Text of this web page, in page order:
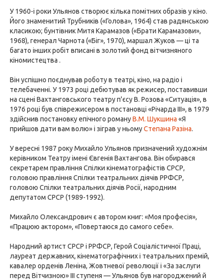
У 1960-і роки Ульянов створює кілька помітних образів у кіно.
Його знаменитий Трубників («Голова», 1964) став радянською
класикою; бунтівник Митя Карамазов («Брати Карамазови»,
1968), генерал Чарнота («Біг», 1970), маршал Жуков — ці та
багато інших робіт вписані в золотий фонд вітчизняного
кіномистецтва .
Він успішно поєднував роботу в театрі, кіно, на радіо і
телебаченні. У 1973 році дебютував як режисер, поставивши
на сцені Вахтанговського театру п'єсу В. Розова «Ситуація», в
1976 році був співрежисером в постановці «Річарда III», в 1979
здійснив постановку епічного романуВ.М. Шукшина «Я
прийшов дати вам волю» і зіграв у ньомуСтепана Разіна.
У вересні 1987 року Михайло Ульянов призначений художнім
керівником Театру імені Євгенія Вахтангова. Він обирався
секретарем правління Спілки кінематографістів СРСР,
головою правління Спілки театральних діячів РРФСР,
головою Спілки театральних діячів Росії, народним
депутатом СРСР (1989-1992).
Михайло Олександрович є автором книг: «Моя професія»,
«Працюю актором», «Повертаюся до самого себе».
Народний артист СРСР і РРФСР, Герой Соціалістичної Праці,
лауреат державних, кінематографічних і театральних премій,
кавалер орденів Леніна, Жовтневої революції і «За заслуги
перед Вітчизною» III ступеня — Ульянов був нагороджений й